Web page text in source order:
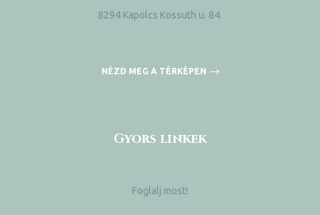
8294 Kapolcs Kossuth u. 84.
NÉZD MEG A TÉRKÉPEN
Gyors linkek
Foglalj most!